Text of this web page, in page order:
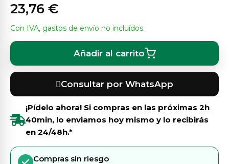
23,76 €
Con IVA, gastos de envío no incluídos.
Añadir al carrito
Consultar por WhatsApp
¡Pídelo ahora! Si compras en las próximas 2h
40min, lo enviamos hoy mismo y lo recibirás
en 24/48h.*
Compras sin riesgo